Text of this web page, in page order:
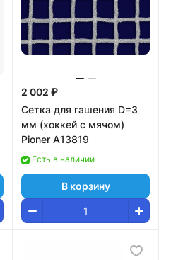
2 002 ₽
Сетка для гашения D=3
мм (хоккей с мячом)
Pioner A13819
Есть в наличии
В корзину